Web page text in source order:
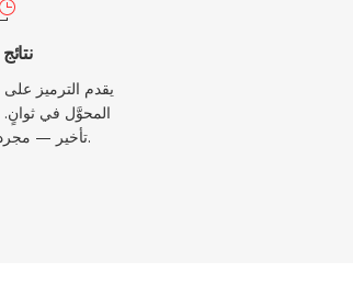
يقدم الترميز
المحوَّل في ثوانٍ.
تأخير — مجرد معالجة سريعة.